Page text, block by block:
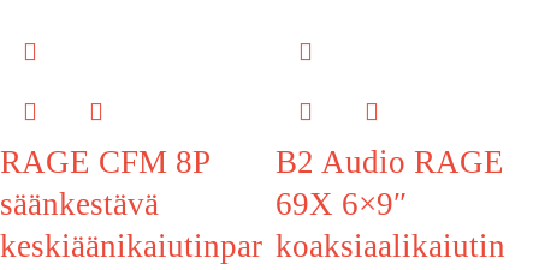
RAGE CFM 8P
säänkestävä
keskiäänikaiutinpar
B2 Audio RAGE
69X 6×9″
koaksiaalikaiutin